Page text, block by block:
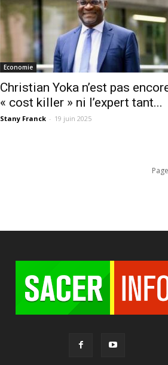
Economie
Christian Yoka n’est pas
« cost killer » ni l’expert tant...
Stany Franck - 19 juin 2025